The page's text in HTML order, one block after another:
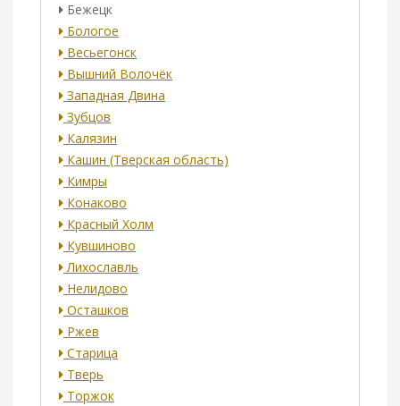
Бежецк
Бологое
Весьегонск
Вышний Волочёк
Западная Двина
Зубцов
Калязин
Кашин (Тверская область)
Кимры
Конаково
Красный Холм
Кувшиново
Лихославль
Нелидово
Осташков
Ржев
Старица
Тверь
Торжок